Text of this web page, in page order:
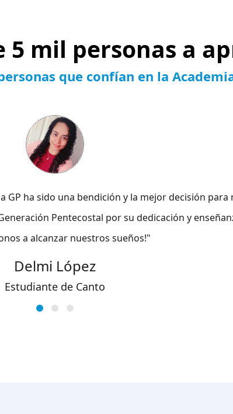
5 mil personas a
que confían en la
GP ha sido una bendición y la mejor decisión para
Pentecostal por su dedicación y
a alcanzar nuestros sueños!"
Delmi López
Estudiante de Canto
en mi vida con clases dinámicas y un
Agradezco a Dios por ellos, pues ahora alabo
gracias a su enseñanza."
Yessica Leo
Estudiante de Canto
la Academia GP. Su profesionalismo ha enriquecido
he aprendido ha sido una bendición en mi vida."
Marla Higuera
Estudiante de Canto